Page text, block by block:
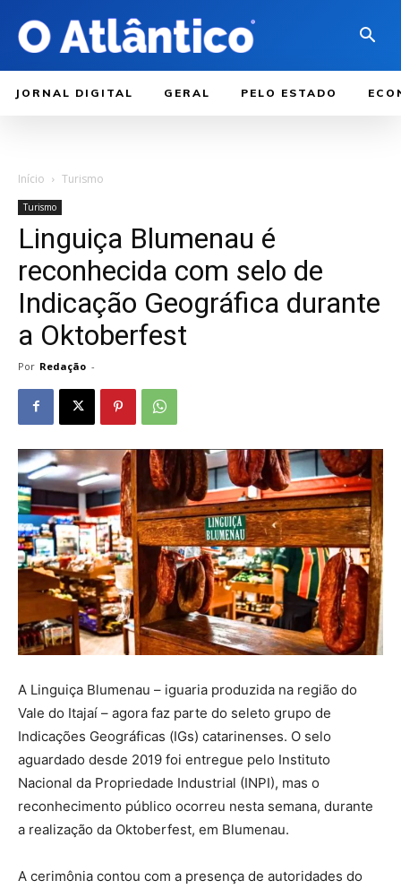
JORNAL DIGITAL GERAL PELO ESTADO
Início Turismo
Turismo
Linguiça Blumenau é
reconhecida com selo de
Indicação Geográfica durante
a Oktoberfest
Por Redação -
A Linguiça Blumenau – iguaria produzida na região do
Vale do Itajaí – agora faz parte do seleto grupo de
Indicações Geográficas (IGs) catarinenses. O selo
aguardado desde 2019 foi entregue pelo Instituto
Nacional da Propriedade Industrial (INPI), mas o
reconhecimento público ocorreu nesta semana, durante
a realização da Oktoberfest, em Blumenau.
A cerimônia contou com a presença de autoridades do